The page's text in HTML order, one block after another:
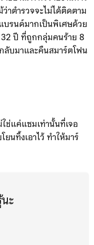
าตำรวจจะไม่ได้ติดตาม
บรนด์มากเป็นพิเศษด้วย
32 ปี ที่ถูกกลุ่มคนร้าย 8
ลับมาและคืนสมาร์ตโฟน
ช่แค่แซมเท่านั้นที่เจอ
นทิ้งเอาไว้ ทำให้มาร์
ะ